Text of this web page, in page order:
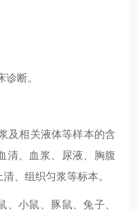
断。
及相关液体等样本的含
清、血浆、尿液、胸腹
、组织匀浆等标本。
小鼠、豚鼠、兔子、